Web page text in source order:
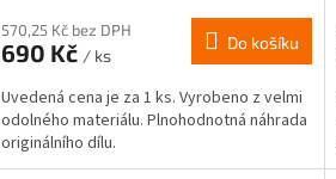
produktu
je
z
5
hvězdiček.
570,25 Kč bez DPH
690 Kč / ks
Do košíku
Uvedená cena je za 1 ks. Vyrobeno z velmi
odolného materiálu. Plnohodnotná náhrada
originálního dílu.